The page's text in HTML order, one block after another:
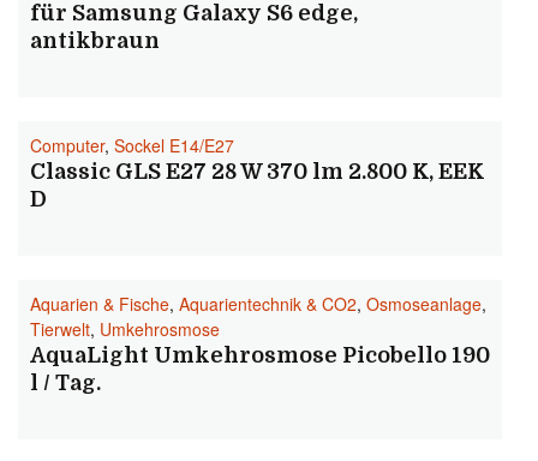
für Samsung Galaxy S6 edge,
antikbraun
Computer, Sockel E14/E27
Classic GLS E27 28 W 370 lm 2.800 K, EEK
D
Aquarien & Fische, Aquarientechnik & CO2, Osmoseanlage,
Tierwelt, Umkehrosmose
AquaLight Umkehrosmose Picobello 190
l / Tag.